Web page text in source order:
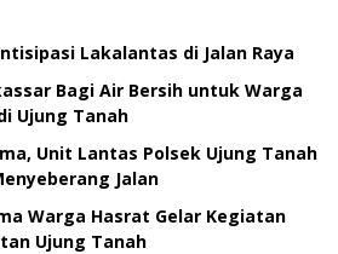
Lakalantas di Jalan Raya
Bagi Air Bersih untuk Warga
Ujung Tanah
Unit Lantas Polsek Ujung Tanah
Jalan
Warga Hasrat Gelar Kegiatan
Ujung Tanah